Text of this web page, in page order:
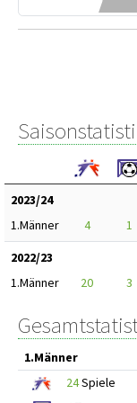
2023/24
1.Männer
4 1
2022/23
1.Männer
20 3
1.Männer
24Spiele